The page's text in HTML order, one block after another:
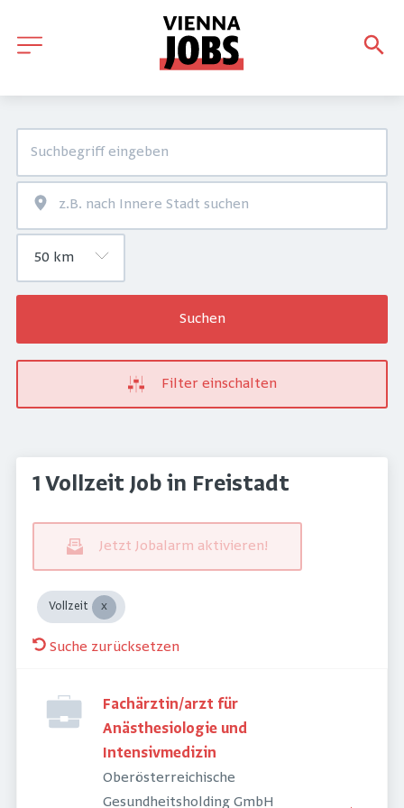
Suchen
Filter einschalten
1 Vollzeit Job in Freistadt
Jetzt Jobalarm aktivieren!
Vollzeit
Suche zurücksetzen
Fachärztin/arzt für
Anästhesiologie und
Intensivmedizin
Oberösterreichische
Gesundheitsholding GmbH